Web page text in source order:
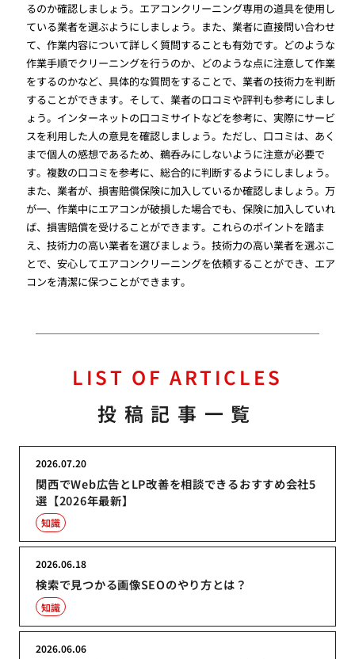
るのか確認しましょう。エアコンクリーニング専用の道具を使用し
ている業者を選ぶようにしましょう。また、業者に直接問い合わせ
て、作業内容について詳しく質問することも有効です。どのような
作業手順でクリーニングを行うのか、どのような点に注意して作業
をするのかなど、具体的な質問をすることで、業者の技術力を判断
することができます。そして、業者の口コミや評判も参考にしまし
ょう。インターネットの口コミサイトなどを参考に、実際にサービ
スを利用した人の意見を確認しましょう。ただし、口コミは、あく
まで個人の感想であるため、鵜呑みにしないように注意が必要で
す。複数の口コミを参考に、総合的に判断するようにしましょう。
また、業者が、損害賠償保険に加入しているか確認しましょう。万
が一、作業中にエアコンが破損した場合でも、保険に加入していれ
ば、損害賠償を受けることができます。これらのポイントを踏ま
え、技術力の高い業者を選びましょう。技術力の高い業者を選ぶこ
とで、安心してエアコンクリーニングを依頼することができ、エア
コンを清潔に保つことができます。
LIST OF ARTICLES
投稿記事一覧
関西でWeb広告とLP改善を相談できるおすすめ会社5
選【2026年最新】
2026.07.20
知識
検索で見つかる画像SEOのやり方とは？
2026.06.18
知識
2026.06.06